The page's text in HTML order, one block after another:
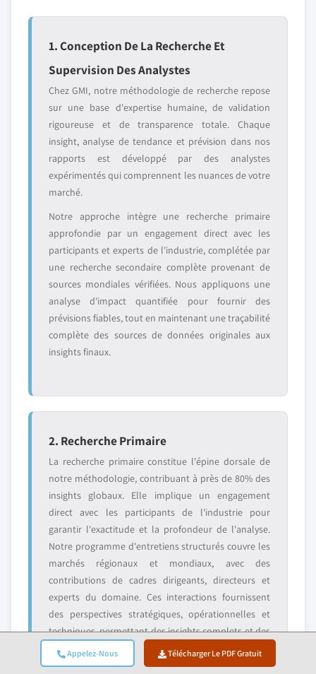
Appelez-Nous Télécharger Le PDF Gratuit
1. Conception De La Recherche Et
Supervision Des Analystes
Chez GMI, notre méthodologie de recherche repose
sur une base d'expertise humaine, de validation
rigoureuse et de transparence totale. Chaque
insight, analyse de tendance et prévision dans nos
rapports est développé par des analystes
expérimentés qui comprennent les nuances de votre
marché.
Notre approche intègre une recherche primaire
approfondie par un engagement direct avec les
participants et experts de l'industrie, complétée par
une recherche secondaire complète provenant de
sources mondiales vérifiées. Nous appliquons une
analyse d'impact quantifiée pour fournir des
prévisions fiables, tout en maintenant une traçabilité
complète des sources de données originales aux
insights finaux.
2. Recherche Primaire
La recherche primaire constitue l'épine dorsale de
notre méthodologie, contribuant à près de 80% des
insights globaux. Elle implique un engagement
direct avec les participants de l'industrie pour
garantir l'exactitude et la profondeur de l'analyse.
Notre programme d'entretiens structurés couvre les
marchés régionaux et mondiaux, avec des
contributions de cadres dirigeants, directeurs et
experts du domaine. Ces interactions fournissent
des perspectives stratégiques, opérationnelles et
techniques, permettant des insights complets et des
prévisions de marché fiables.